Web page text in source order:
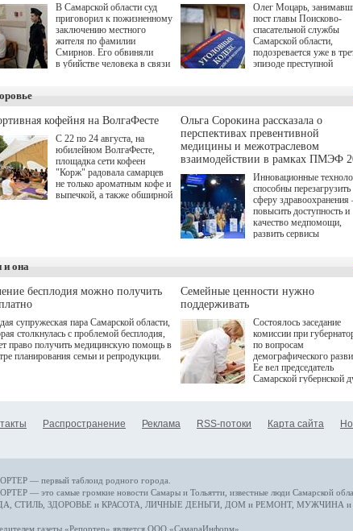
В Самарской области суд
приговорил к пожизненному
заключению местного
жителя по фамилии
Смирнов. Его обвиняли
в убийстве человека в связи
Олег Моцарь,
пост главы Поисково-
спасательной службы
Самарской области,
подозревается уже в
эпизоде преступной
о превышении
а сам он находится в
кофейня на ВолгаФесте
С 22 по 24 августа, на
юбилейном ВолгаФесте,
площадка сети кофеен
"Корж" радовала самарцев
не только ароматным кофе и
выпечкой, а также обширной
Ольга Сорокина рассказала о
перспективах превентивной
медицины и межотраслевом
взаимодействии в рамках ПМЭФ
Инновационные
способны перезагрузить
сферу
повысить доступность и
качество медпомощи,
развить сервисы
определенными
К ним можно отнести
возникающие при работе
данными пациентов.
более динамичного роста
проникновения
сегмент необходимо
отраслевое
рассказала Ольга
ходе сессии "Развитие
качества жизни" в
ПМЭФ 2025. В
и она
бесплодия можно получить
супружеская пара Самарской области,
столкнулась с проблемой бесплодия,
право получить медицинскую помощь в
планирования семьи и репродукции.
Семейные ценности нужно
поддерживать
Состоялось заседание
комиссии при
по вопросам
демографического
Ее вел председатель
Самарской губернской
Распространение Реклама RSS-потоки Карта сайта
— первый таблоид родного города.
— это самые громкие новости Самары и Тольятти, известные люди Самарской
СТИЛЬ ЗДОРОВЬЕ и КРАСОТА ЛИЧНЫЕ ДЕНЬГИ ДОМ и РЕМОНТ, МУЖЧИНА
газеты «Репортер» является ООО «СамараИнформ»